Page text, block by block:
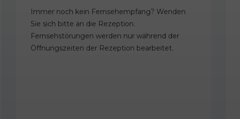
Immer noch kein Fernsehempfang? Wenden
Sie sich bitte an die Rezeption.
Fernsehstörungen werden nur während der
Öffnungszeiten der Rezeption bearbeitet.